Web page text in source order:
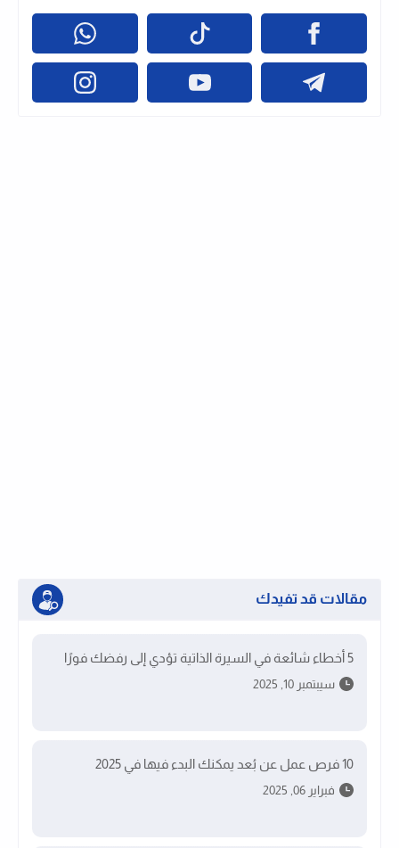
مقالات قد تفيدك
5 أخطاء شائعة في السيرة الذاتية تؤدي إلى رفضك فورًا
سيبتمبر 10, 2025
10 فرص عمل عن بُعد يمكنك البدء فيها في 2025
فبراير 06, 2025